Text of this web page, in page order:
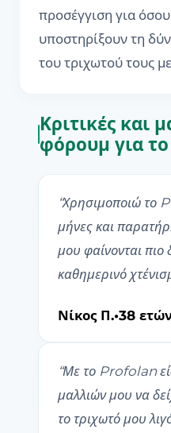
προσέγγιση για
υποστηρίξουν τη
του τριχωτού τους
Κριτικές και
φόρουμ για
“Χρησιμοποιώ το
μήνες και
μου φαίνονται πιο
καθημερινό
Νίκος Π.•38
“Με το Profolan
μαλλιών μου να
το τριχωτό μου